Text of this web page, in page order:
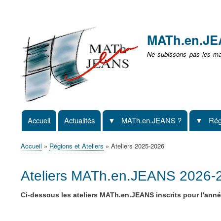
non
identifié
Ne subissons pas les
Navigation
principale
Accueil Actualités MATh.en.JEANS ?
d'Ariane
Accueil Régions et Ateliers Ateliers 2025-2026
Ateliers MATh.en.JEANS 2026-
Ci-dessous les ateliers MATh.en.JEANS inscrits pour